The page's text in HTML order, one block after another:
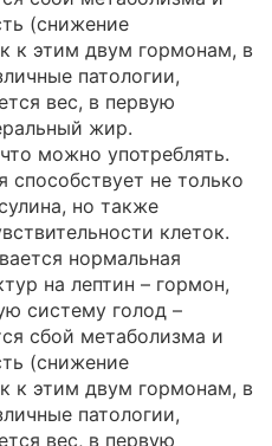
(снижение
к этим двум гормонам, в
патологии,
вес, в первую
жир.
можно употреблять.
не только
но также
клеток.
нормальная
на лептин – гормон,
систему голод –
сбой метаболизма и
(снижение
к этим двум гормонам, в
патологии,
вес, в первую